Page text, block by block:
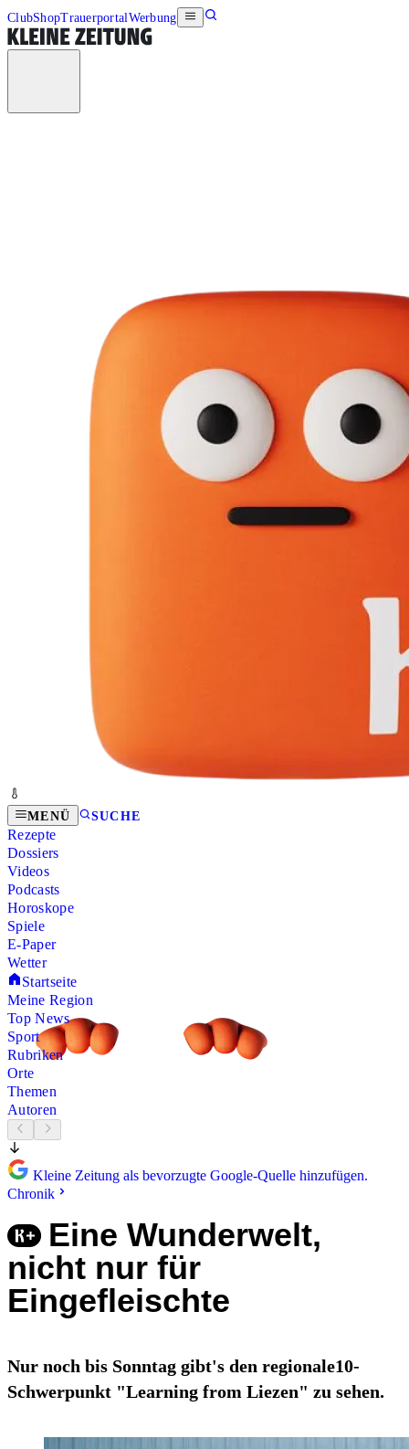
ClubShopTrauerportalWerbung
MENÜ SUCHE
Rezepte
Dossiers
Videos
Podcasts
Horoskope
Spiele
E-Paper
Wetter
Startseite
Meine Region
Top News
Sport
Rubriken
Orte
Themen
Autoren
Kleine Zeitung als bevorzugte Google-Quelle hinzufügen.
Chronik
Eine Wunderwelt,
nicht nur für
Eingefleischte
Nur noch bis Sonntag gibt's den regionale10-
Schwerpunkt "Learning from Liezen" zu sehen.